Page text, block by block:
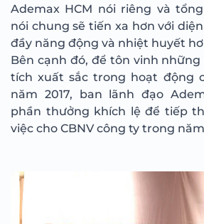
Ademax HCM nói riêng và
nói chung sẽ tiến xa hơn với
đầy năng động và nhiệt huyết
Bên cạnh đó, để tôn vinh
tích xuất sắc trong hoạt động
năm 2017, ban lãnh đạo
phần thưởng khích lệ để tiếp
việc cho CBNV công ty trong